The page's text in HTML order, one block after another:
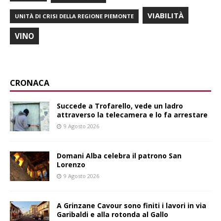
UNITÀ DI CRISI DELLA REGIONE PIEMONTE VIABILITÀ
VINO
CRONACA
Succede a Trofarello, vede un ladro
attraverso la telecamera e lo fa arrestare
9 Agosto 2026
Domani Alba celebra il patrono San
Lorenzo
9 Agosto 2026
A Grinzane Cavour sono finiti i lavori in via
Garibaldi e alla rotonda al Gallo